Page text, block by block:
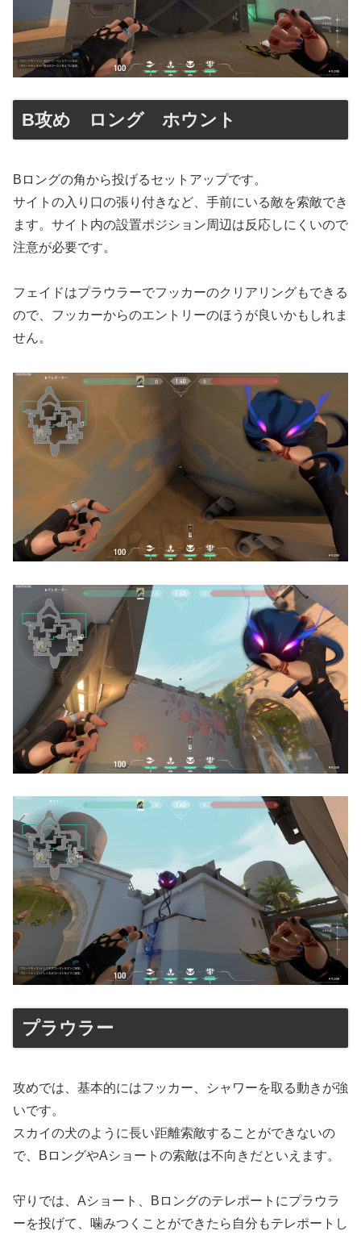
B攻め ロング ホウント
Bロングの角から投げるセットアップです。
サイトの入り口の張り付きなど、手前にいる敵を索敵でき
ます。サイト内の設置ポジション周辺は反応しにくいので
注意が必要です。
フェイドはプラウラーでフッカーのクリアリングもできる
ので、フッカーからのエントリーのほうが良いかもしれま
せん。
プラウラー
攻めでは、基本的にはフッカー、シャワーを取る動きが強
いです。
スカイの犬のように長い距離索敵することができないの
で、BロングやAショートの索敵は不向きだといえます。
守りでは、Aショート、Bロングのテレポートにプラウラ
ーを投げて、噛みつくことができたら自分もテレポートし